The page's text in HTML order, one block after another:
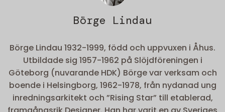
Börge Lindau
Börge Lindau 1932-1999, född och uppvuxen i Åhus.
Utbildade sig 1957-1962 på Slöjdföreningen i
Göteborg (nuvarande HDK) Börge var verksam och
boende i Helsingborg, 1962-1978, från nydanad ung
inredningsarkitekt och ”Rising Star” till etablerad,